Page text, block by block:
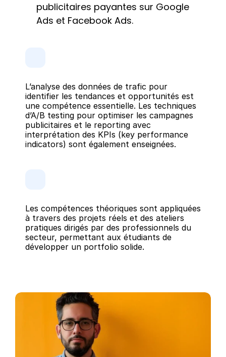
publicitaires payantes sur Google
Ads et Facebook Ads.
L’analyse des données de trafic pour
identifier les tendances et opportunités est
une compétence essentielle. Les techniques
d’A/B testing pour optimiser les campagnes
publicitaires et le reporting avec
interprétation des KPIs (key performance
indicators) sont également enseignées.
Les compétences théoriques sont appliquées
à travers des projets réels et des ateliers
pratiques dirigés par des professionnels du
secteur, permettant aux étudiants de
développer un portfolio solide.